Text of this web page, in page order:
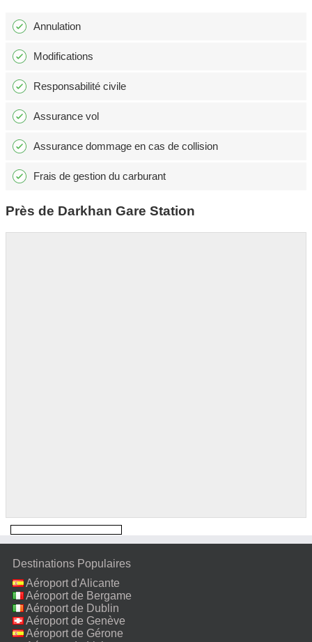
Annulation
Modifications
Responsabilité civile
Assurance vol
Assurance dommage en cas de collision
Frais de gestion du carburant
Près de Darkhan Gare Station
Destinations Populaires
Aéroport d'Alicante
Aéroport de Bergame
Aéroport de Dublin
Aéroport de Genève
Aéroport de Gérone